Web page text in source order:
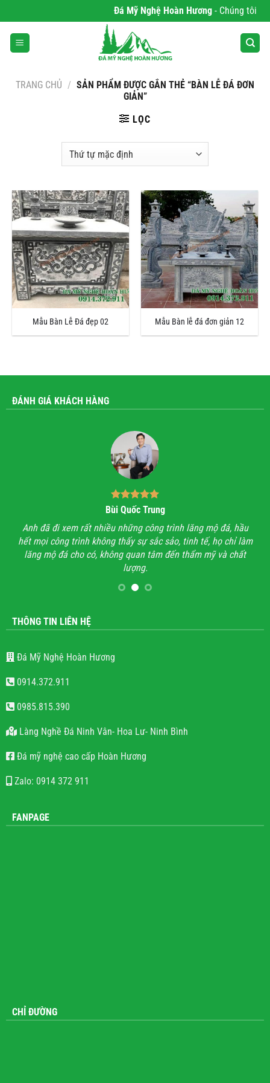
qua
nội
dung
Đá Mỹ Nghệ Hoàn Hương- Chúng tôi
TRANG CHỦ / SẢN PHẨM ĐƯỢC GẮN THẺ “BÀN LỄ ĐÁ ĐƠN
GIẢN”
LỌC
Mẫu Bàn Lễ Đá đẹp 02 Mẫu Bàn lễ đá đơn giản 12
ĐÁNH GIÁ KHÁCH HÀNG
Bùi Quốc Trung
Anh đã đi xem rất nhiều những công trình lăng mộ đá, hầu
hết mọi công trình không thấy sự sắc sảo, tinh tế, họ chỉ làm
lăng mộ đá cho có, không quan tâm đến thẩm mỹ và chất
lượng.
THÔNG TIN LIÊN HỆ
Đá Mỹ Nghệ Hoàn Hương
0914.372.911
0985.815.390
Làng Nghề Đá Ninh Vân- Hoa Lư- Ninh Bình
Đá mỹ nghệ cao cấp Hoàn Hương
Zalo: 0914 372 911
FANPAGE
CHỈ ĐƯỜNG